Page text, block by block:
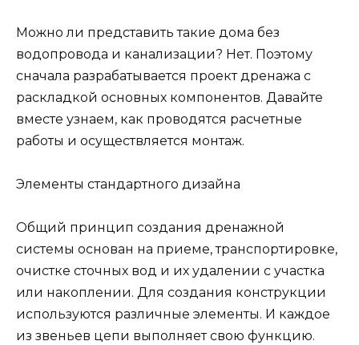
Можно ли представить такие дома без
водопровода и канализации? Нет. Поэтому
сначала разрабатывается проект дренажа с
раскладкой основных компонентов. Давайте
вместе узнаем, как проводятся расчетные
работы и осуществляется монтаж.
Элементы стандартного дизайна
Общий принцип создания дренажной
системы основан на приеме, транспортировке,
очистке сточных вод и их удалении с участка
или накоплении. Для создания конструкции
используются различные элементы. И каждое
из звеньев цепи выполняет свою функцию.